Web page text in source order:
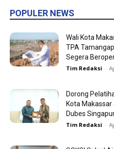
POPULER NEWS
Wali Kota
TPA
Segera
Tim Redaksi -
Dorong
Kota
Dubes
Tim Redaksi -